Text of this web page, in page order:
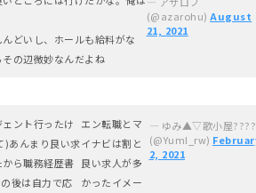
どいし、ホールも給料がな
の辺微妙なんだよね
(@azarohu)August
21, 2021
ント行ったけ
)あんまり良い求
ら職務経歴書
後は自力で応
エン転職とマ
イナビは割と
良い求人が多
かったイメー
— ゆみ▲▽歌小屋????
(@YumI_rw)
2, 2021